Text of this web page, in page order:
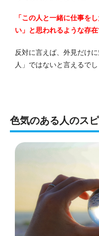
「この人と一緒に仕事を
い」と思われるような存
反対に言えば、外見だけ
人」ではないと言えるでし
色気のある人のス